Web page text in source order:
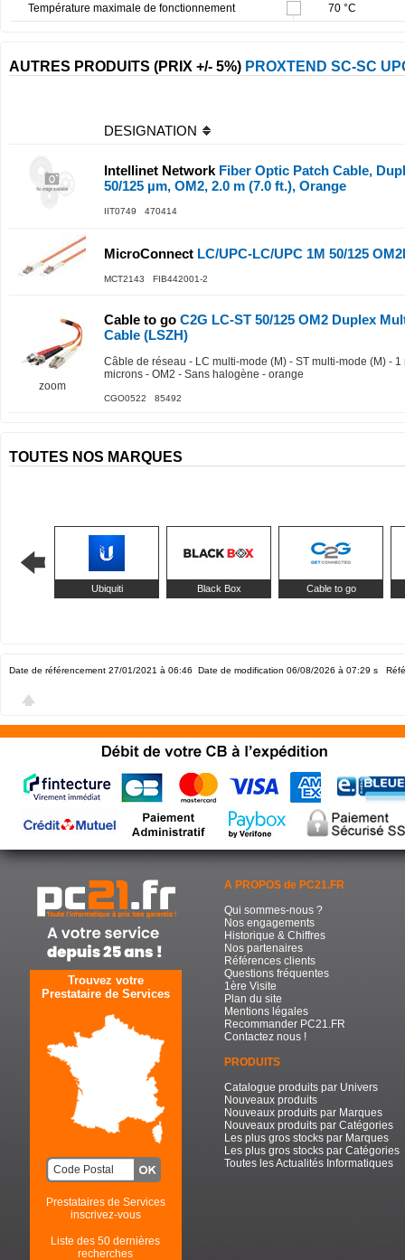
Température maximale de fonctionnement 70 °C
AUTRES PRODUITS (PRIX +/- 5%) PROXTEND SC-SC
DESIGNATION
Intellinet Network Fiber Optic Patch Cable,
50/125 µm, OM2, 2.0 m (7.0 ft.), Orange
IIT0749 470414
MicroConnect LC/UPC-LC/UPC 1M 50/125
MCT2143 FIB442001-2
zoom
Cable to go C2G LC-ST 50/125 OM2 Duplex
Cable (LSZH)
Câble de réseau - LC multi-mode (M) - ST multi-mode (M) -
microns - OM2 - Sans halogène - orange
CGO0522 85492
TOUTES NOS MARQUES
Ubiquiti Black Box Cable to go
Date de référencement 27/01/2021 à 06:46 Date de modification 06/08/2026 à 07:29 s
Trouvez votre
Prestataire de Services
Prestataires de Services
inscrivez-vous
Liste des 50 dernières
recherches
A PROPOS de PC21.FR
Qui sommes-nous ?
Nos engagements
Historique & Chiffres
Nos partenaires
Références clients
Questions fréquentes
1ère Visite
Plan du site
Mentions légales
Recommander PC21.FR
Contactez nous !
PRODUITS
Catalogue produits par Univers
Nouveaux produits
Nouveaux produits par Marques
Nouveaux produits par Catégories
Les plus gros stocks par Marques
Les plus gros stocks par Catégories
Toutes les Actualités Informatiques